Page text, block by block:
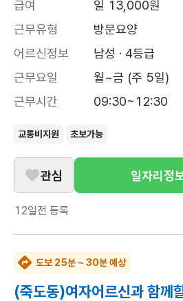
급여
일 13,000원
근무유형
방문요양
어르신정보
남성 · 4등급
근무요일
월~금 (주 5일)
근무시간
09:30~12:30
교통비지원 초보가능
관심 일자리정
12일전 등록
도보 25분 ~ 30분 예상
(죽도동)여자어르신과 함께